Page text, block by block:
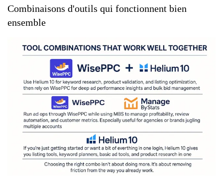
Combinaisons d'outils qui fonctionnent bien
ensemble